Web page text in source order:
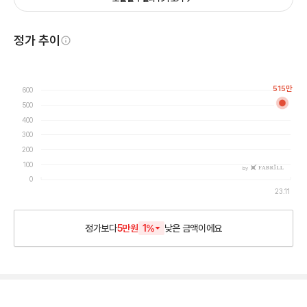
정가 추이
0
100
200
300
400
500
600
23.11
by
515만
정가보다5만원 1% 낮은금액이에요